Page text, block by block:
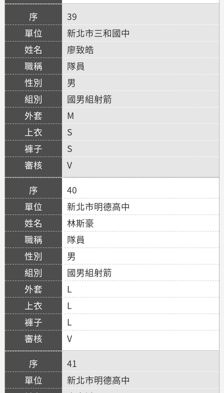
39
新北市三和國中
廖致皓
隊員
男
國男組射箭
M
S
S
V
40
新北市明德高中
林斯豪
隊員
男
國男組射箭
L
L
L
V
41
新北市明德高中